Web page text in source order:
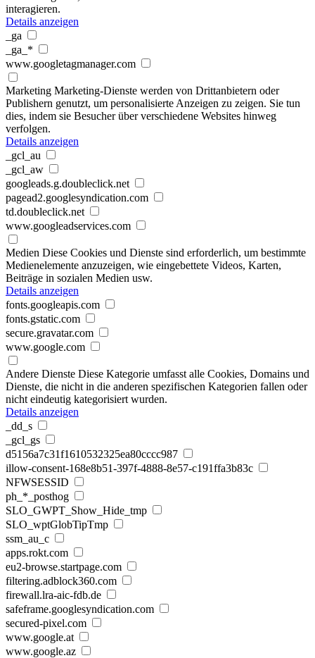
interagieren.
Details anzeigen
_ga
_ga_*
www.googletagmanager.com
Marketing Marketing-Dienste werden von Drittanbietern oder
Publishern genutzt, um personalisierte Anzeigen zu zeigen. Sie tun
dies, indem sie Besucher über verschiedene Websites hinweg
verfolgen.
Details anzeigen
_gcl_au
_gcl_aw
googleads.g.doubleclick.net
pagead2.googlesyndication.com
td.doubleclick.net
www.googleadservices.com
Medien Diese Cookies und Dienste sind erforderlich, um bestimmte
Medienelemente anzuzeigen, wie eingebettete Videos, Karten,
Beiträge in sozialen Medien usw.
Details anzeigen
fonts.googleapis.com
fonts.gstatic.com
secure.gravatar.com
www.google.com
Andere Dienste Diese Kategorie umfasst alle Cookies, Domains und
Dienste, die nicht in die anderen spezifischen Kategorien fallen oder
nicht eindeutig kategorisiert wurden.
Details anzeigen
_dd_s
_gcl_gs
d5156a7c31f1610532325ea80cccc987
illow-consent-168e8b51-397f-4888-8e57-c191ffa3b83c
NFWSESSID
ph_*_posthog
SLO_GWPT_Show_Hide_tmp
SLO_wptGlobTipTmp
ssm_au_c
apps.rokt.com
eu2-browse.startpage.com
filtering.adblock360.com
firewall.lra-aic-fdb.de
safeframe.googlesyndication.com
secured-pixel.com
www.google.at
www.google.az